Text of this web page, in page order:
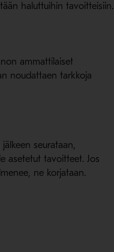
haluttuihin tavoitteisiin.
ammattilaiset
noudattaen tarkkoja
seurataan,
asetetut tavoitteet. Jos
ne korjataan.